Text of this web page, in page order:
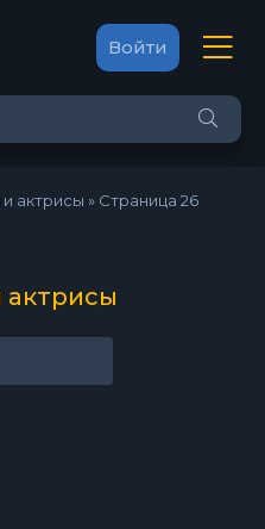
Войти
актрисы » Страница 26
актрисы